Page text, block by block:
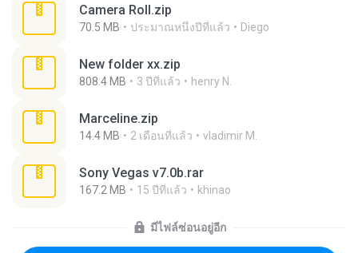
Camera Roll.zip
70.5 MB ประมาณหนึ่งปีที่แล้ว Diego
New folder xx.zip
808.4 MB 3 ปีที่แล้ว henry N.
Marceline.zip
14.4 MB 2 เดือนที่แล้ว vladimir M.
Sony Vegas v7.0b.rar
167.2 MB 15 ปีที่แล้ว khinao
มีไฟล์ซ่อนอยู่อีก